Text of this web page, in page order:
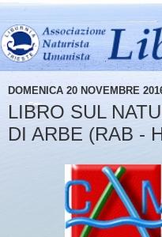
DOMENICA 20 NOVEMBRE
LIBRO SUL
DI ARBE (RAB -